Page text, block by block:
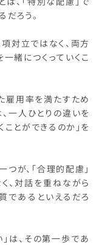
だろう。
対立ではなく、両方
緒につくっていくこ
雇用率を満たすため
一人ひとりの違いを
とができるのか」を
が、「合理的配慮」
、対話を重ねながら
であるといえるだろ
は、その第一歩であ